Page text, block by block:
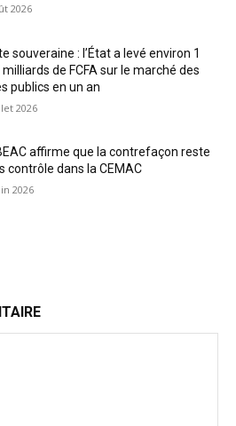
2026
souveraine : l’État a levé environ 1
milliards de FCFA sur le marché des
publics en un an
2026
affirme que la contrefaçon reste
contrôle dans la CEMAC
2026